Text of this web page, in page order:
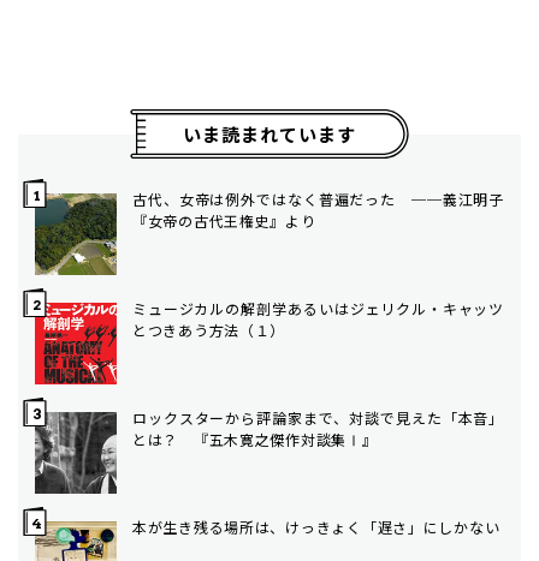
いま読まれています
古代、女帝は例外ではなく普遍だった ──義江明子
『女帝の古代王権史』より
ミュージカルの解剖学――あるいはジェリクル・キャッツ
とつきあう方法（１）
ロックスターから評論家まで、対談で見えた「本音」
とは？ 『五木寛之傑作対談集Ⅰ』
本が生き残る場所は、けっきょく「遅さ」にしかない